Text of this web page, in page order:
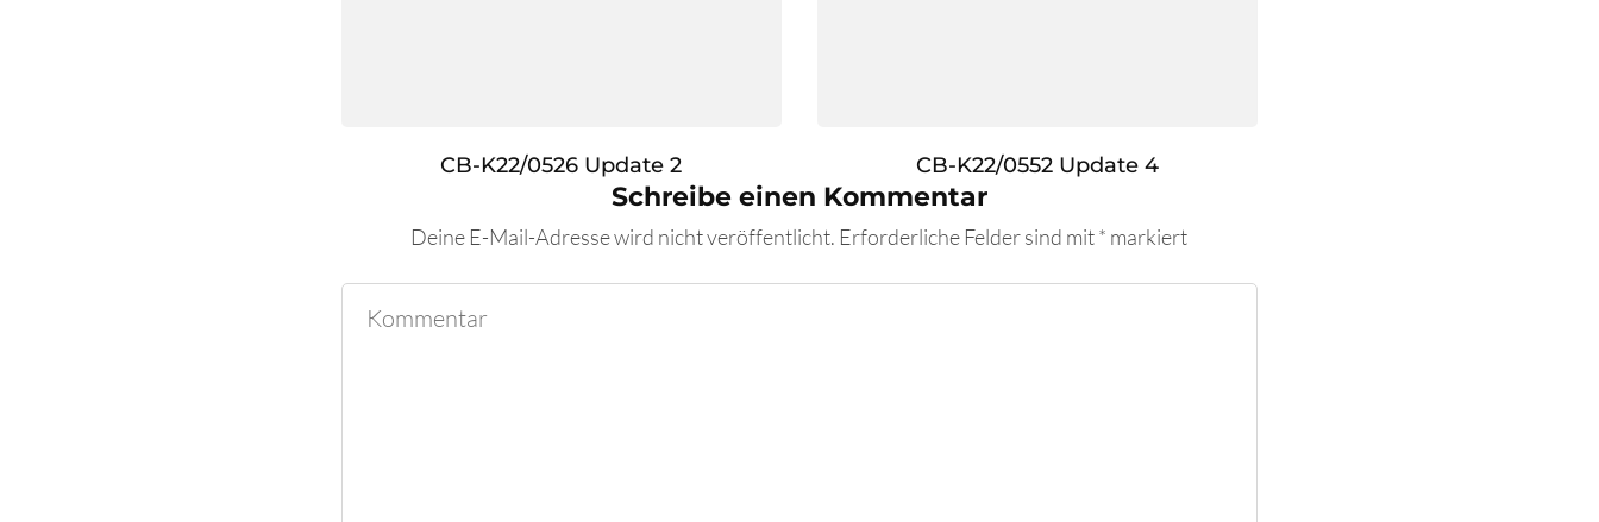
CB-K22/0526 Update 2 CB-K22/0552 Update 4
Schreibe einen Kommentar
Deine E-Mail-Adresse wird nicht veröffentlicht. Erforderliche Felder sind mit* markiert